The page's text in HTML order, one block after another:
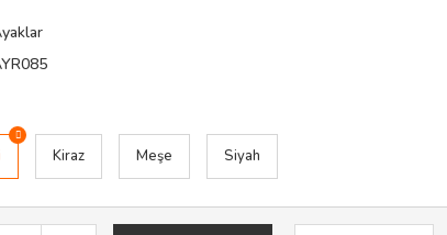
Kiraz Meşe Siyah